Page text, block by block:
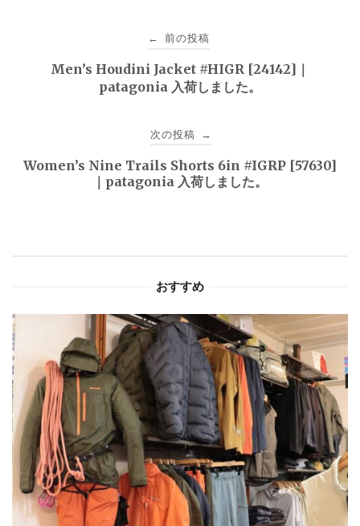
ゲ
← 前の投稿
Men’s Houdini Jacket #HIGR [24142]｜
patagonia 入荷しました。
次の投稿 →
Women’s Nine Trails Shorts 6in #IGRP [57630]
｜patagonia 入荷しました。
おすすめ